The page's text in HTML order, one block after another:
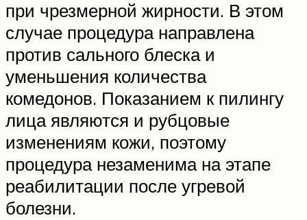
при чрезмерной жирности. В этом
случае процедура направлена
против сального блеска и
уменьшения количества
комедонов. Показанием к пилингу
лица являются и рубцовые
изменениям кожи, поэтому
процедура незаменима на этапе
реабилитации после угревой
болезни.